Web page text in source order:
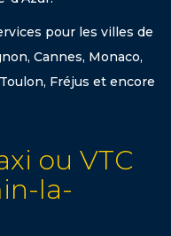
pour les villes de
Cannes, Monaco,
Fréjus et encore
ou VTC
la-